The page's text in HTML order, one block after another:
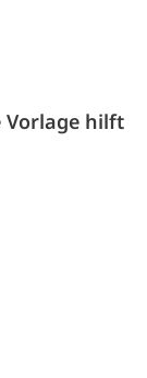
Vorlage hilft